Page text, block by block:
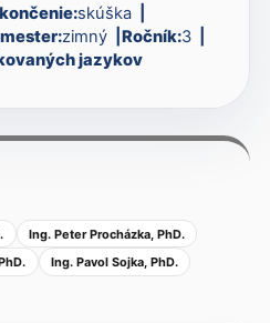
skúška
zimný Ročník:3
jazykov
Ing. Peter Procházka, PhD.
Ing. Pavol Sojka, PhD.